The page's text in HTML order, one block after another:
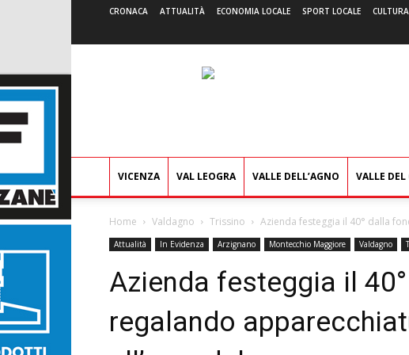
CRONACA ATTUALITÀ ECONOMIA LOCALE SPORT LOCALE
VICENZA VAL LEOGRA VALLE DELL’AGNO VALLE
Home Valdagno Trissino Azienda festeggia il 40° dalla
Attualità In Evidenza Arzignano Montecchio Maggiore Valdagno
Azienda festeggia il
regalando